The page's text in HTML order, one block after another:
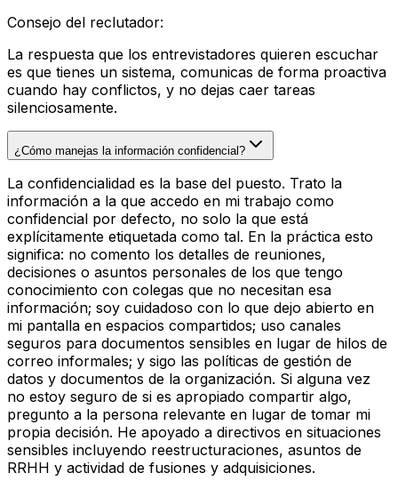
Consejo del reclutador:
La respuesta que los entrevistadores quieren escuchar
es que tienes un sistema, comunicas de forma proactiva
cuando hay conflictos, y no dejas caer tareas
silenciosamente.
¿Cómo manejas la información confidencial?
La confidencialidad es la base del puesto. Trato la
información a la que accedo en mi trabajo como
confidencial por defecto, no solo la que está
explícitamente etiquetada como tal. En la práctica esto
significa: no comento los detalles de reuniones,
decisiones o asuntos personales de los que tengo
conocimiento con colegas que no necesitan esa
información; soy cuidadoso con lo que dejo abierto en
mi pantalla en espacios compartidos; uso canales
seguros para documentos sensibles en lugar de hilos de
correo informales; y sigo las políticas de gestión de
datos y documentos de la organización. Si alguna vez
no estoy seguro de si es apropiado compartir algo,
pregunto a la persona relevante en lugar de tomar mi
propia decisión. He apoyado a directivos en situaciones
sensibles incluyendo reestructuraciones, asuntos de
RRHH y actividad de fusiones y adquisiciones.